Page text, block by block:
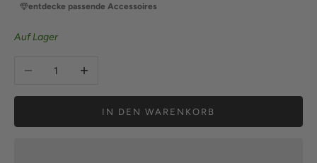
entdecke passende Accessoires
Auf Lager
Anzahl verringernAnzahl erhöhen
IN DEN WARENKORB